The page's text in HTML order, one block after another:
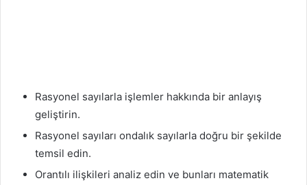
Rasyonel sayılarla işlemler hakkında bir anlayış
geliştirin.
Rasyonel sayıları ondalık sayılarla doğru bir şekilde
temsil edin.
Orantılı ilişkileri analiz edin ve bunları matematik